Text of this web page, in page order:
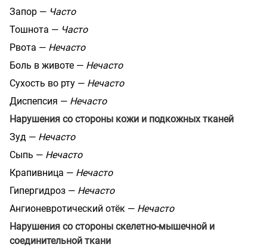
Запор — Часто
Тошнота — Часто
Рвота — Нечасто
Боль в животе — Нечасто
Сухость во рту — Нечасто
Диспепсия — Нечасто
Нарушения со стороны кожи и подкожных тканей
Зуд — Нечасто
Сыпь — Нечасто
Крапивница — Нечасто
Гипергидроз — Нечасто
Ангионевротический отёк — Нечасто
Нарушения со стороны скелетно-мышечной и
соединительной ткани